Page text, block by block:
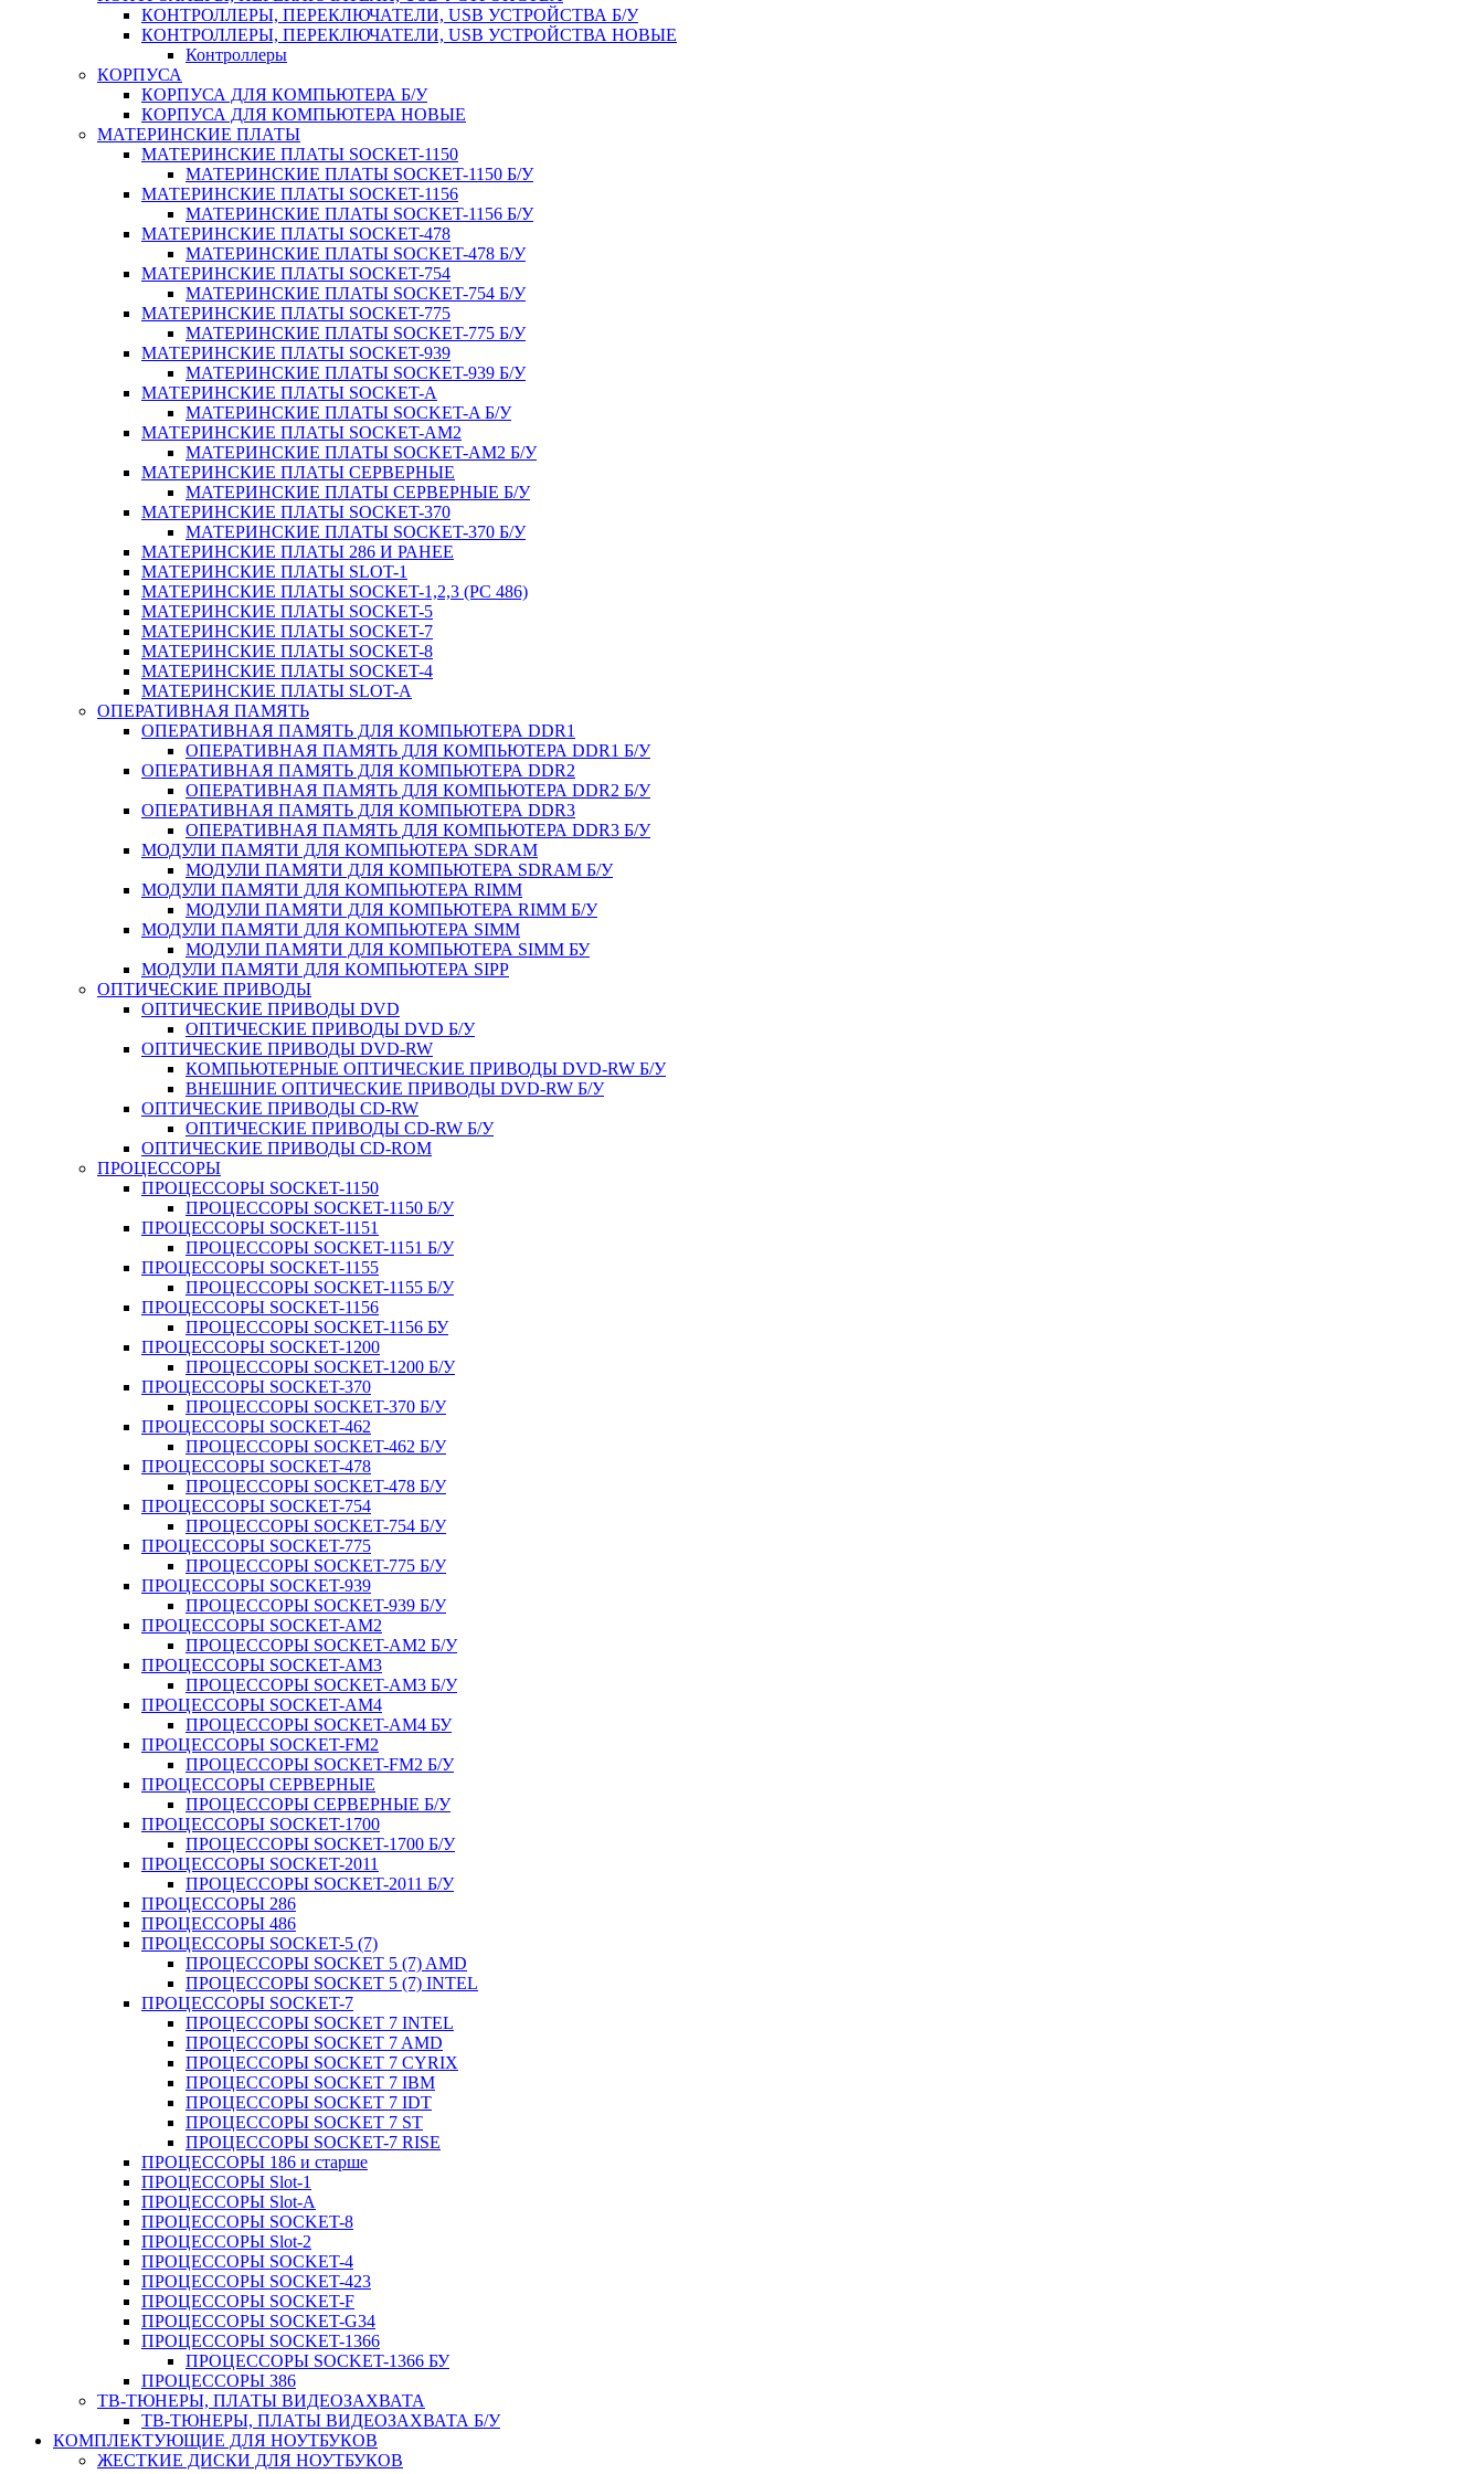
КОНТРОЛЛЕРЫ, ПЕРЕКЛЮЧАТЕЛИ, USB УСТРОЙСТВА Б/У
КОНТРОЛЛЕРЫ, ПЕРЕКЛЮЧАТЕЛИ, USB УСТРОЙСТВА НОВЫЕ
Контроллеры
КОРПУСА
КОРПУСА ДЛЯ КОМПЬЮТЕРА Б/У
КОРПУСА ДЛЯ КОМПЬЮТЕРА НОВЫЕ
МАТЕРИНСКИЕ ПЛАТЫ
МАТЕРИНСКИЕ ПЛАТЫ SOCKET-1150
МАТЕРИНСКИЕ ПЛАТЫ SOCKET-1150 Б/У
МАТЕРИНСКИЕ ПЛАТЫ SOCKET-1156
МАТЕРИНСКИЕ ПЛАТЫ SOCKET-1156 Б/У
МАТЕРИНСКИЕ ПЛАТЫ SOCKET-478
МАТЕРИНСКИЕ ПЛАТЫ SOCKET-478 Б/У
МАТЕРИНСКИЕ ПЛАТЫ SOCKET-754
МАТЕРИНСКИЕ ПЛАТЫ SOCKET-754 Б/У
МАТЕРИНСКИЕ ПЛАТЫ SOCKET-775
МАТЕРИНСКИЕ ПЛАТЫ SOCKET-775 Б/У
МАТЕРИНСКИЕ ПЛАТЫ SOCKET-939
МАТЕРИНСКИЕ ПЛАТЫ SOCKET-939 Б/У
МАТЕРИНСКИЕ ПЛАТЫ SOCKET-A
МАТЕРИНСКИЕ ПЛАТЫ SOCKET-A Б/У
МАТЕРИНСКИЕ ПЛАТЫ SOCKET-AM2
МАТЕРИНСКИЕ ПЛАТЫ SOCKET-AM2 Б/У
МАТЕРИНСКИЕ ПЛАТЫ СЕРВЕРНЫЕ
МАТЕРИНСКИЕ ПЛАТЫ СЕРВЕРНЫЕ Б/У
МАТЕРИНСКИЕ ПЛАТЫ SOCKET-370
МАТЕРИНСКИЕ ПЛАТЫ SOCKET-370 Б/У
МАТЕРИНСКИЕ ПЛАТЫ 286 И РАНЕЕ
МАТЕРИНСКИЕ ПЛАТЫ SLOT-1
МАТЕРИНСКИЕ ПЛАТЫ SOCKET-1,2,3 (PC 486)
МАТЕРИНСКИЕ ПЛАТЫ SOCKET-5
МАТЕРИНСКИЕ ПЛАТЫ SOCKET-7
МАТЕРИНСКИЕ ПЛАТЫ SOCKET-8
МАТЕРИНСКИЕ ПЛАТЫ SOCKET-4
МАТЕРИНСКИЕ ПЛАТЫ SLOT-A
ОПЕРАТИВНАЯ ПАМЯТЬ
ОПЕРАТИВНАЯ ПАМЯТЬ ДЛЯ КОМПЬЮТЕРА DDR1
ОПЕРАТИВНАЯ ПАМЯТЬ ДЛЯ КОМПЬЮТЕРА DDR1 Б/У
ОПЕРАТИВНАЯ ПАМЯТЬ ДЛЯ КОМПЬЮТЕРА DDR2
ОПЕРАТИВНАЯ ПАМЯТЬ ДЛЯ КОМПЬЮТЕРА DDR2 Б/У
ОПЕРАТИВНАЯ ПАМЯТЬ ДЛЯ КОМПЬЮТЕРА DDR3
ОПЕРАТИВНАЯ ПАМЯТЬ ДЛЯ КОМПЬЮТЕРА DDR3 Б/У
МОДУЛИ ПАМЯТИ ДЛЯ КОМПЬЮТЕРА SDRAM
МОДУЛИ ПАМЯТИ ДЛЯ КОМПЬЮТЕРА SDRAM Б/У
МОДУЛИ ПАМЯТИ ДЛЯ КОМПЬЮТЕРА RIMM
МОДУЛИ ПАМЯТИ ДЛЯ КОМПЬЮТЕРА RIMM Б/У
МОДУЛИ ПАМЯТИ ДЛЯ КОМПЬЮТЕРА SIMM
МОДУЛИ ПАМЯТИ ДЛЯ КОМПЬЮТЕРА SIMM БУ
МОДУЛИ ПАМЯТИ ДЛЯ КОМПЬЮТЕРА SIPP
ОПТИЧЕСКИЕ ПРИВОДЫ
ОПТИЧЕСКИЕ ПРИВОДЫ DVD
ОПТИЧЕСКИЕ ПРИВОДЫ DVD Б/У
ОПТИЧЕСКИЕ ПРИВОДЫ DVD-RW
КОМПЬЮТЕРНЫЕ ОПТИЧЕСКИЕ ПРИВОДЫ DVD-RW Б/У
ВНЕШНИЕ ОПТИЧЕСКИЕ ПРИВОДЫ DVD-RW Б/У
ОПТИЧЕСКИЕ ПРИВОДЫ CD-RW
ОПТИЧЕСКИЕ ПРИВОДЫ CD-RW Б/У
ОПТИЧЕСКИЕ ПРИВОДЫ CD-ROM
ПРОЦЕССОРЫ
ПРОЦЕССОРЫ SOCKET-1150
ПРОЦЕССОРЫ SOCKET-1150 Б/У
ПРОЦЕССОРЫ SOCKET-1151
ПРОЦЕССОРЫ SOCKET-1151 Б/У
ПРОЦЕССОРЫ SOCKET-1155
ПРОЦЕССОРЫ SOCKET-1155 Б/У
ПРОЦЕССОРЫ SOCKET-1156
ПРОЦЕССОРЫ SOCKET-1156 БУ
ПРОЦЕССОРЫ SOCKET-1200
ПРОЦЕССОРЫ SOCKET-1200 Б/У
ПРОЦЕССОРЫ SOCKET-370
ПРОЦЕССОРЫ SOCKET-370 Б/У
ПРОЦЕССОРЫ SOCKET-462
ПРОЦЕССОРЫ SOCKET-462 Б/У
ПРОЦЕССОРЫ SOCKET-478
ПРОЦЕССОРЫ SOCKET-478 Б/У
ПРОЦЕССОРЫ SOCKET-754
ПРОЦЕССОРЫ SOCKET-754 Б/У
ПРОЦЕССОРЫ SOCKET-775
ПРОЦЕССОРЫ SOCKET-775 Б/У
ПРОЦЕССОРЫ SOCKET-939
ПРОЦЕССОРЫ SOCKET-939 Б/У
ПРОЦЕССОРЫ SOCKET-AM2
ПРОЦЕССОРЫ SOCKET-AM2 Б/У
ПРОЦЕССОРЫ SOCKET-AM3
ПРОЦЕССОРЫ SOCKET-AM3 Б/У
ПРОЦЕССОРЫ SOCKET-AM4
ПРОЦЕССОРЫ SOCKET-AM4 БУ
ПРОЦЕССОРЫ SOCKET-FM2
ПРОЦЕССОРЫ SOCKET-FM2 Б/У
ПРОЦЕССОРЫ СЕРВЕРНЫЕ
ПРОЦЕССОРЫ СЕРВЕРНЫЕ Б/У
ПРОЦЕССОРЫ SOCKET-1700
ПРОЦЕССОРЫ SOCKET-1700 Б/У
ПРОЦЕССОРЫ SOCKET-2011
ПРОЦЕССОРЫ SOCKET-2011 Б/У
ПРОЦЕССОРЫ 286
ПРОЦЕССОРЫ 486
ПРОЦЕССОРЫ SOCKET-5 (7)
ПРОЦЕССОРЫ SOCKET 5 (7) AMD
ПРОЦЕССОРЫ SOCKET 5 (7) INTEL
ПРОЦЕССОРЫ SOCKET-7
ПРОЦЕССОРЫ SOCKET 7 INTEL
ПРОЦЕССОРЫ SOCKET 7 AMD
ПРОЦЕССОРЫ SOCKET 7 CYRIX
ПРОЦЕССОРЫ SOCKET 7 IBM
ПРОЦЕССОРЫ SOCKET 7 IDT
ПРОЦЕССОРЫ SOCKET 7 ST
ПРОЦЕССОРЫ SOCKET-7 RISE
ПРОЦЕССОРЫ 186 и старше
ПРОЦЕССОРЫ Slot-1
ПРОЦЕССОРЫ Slot-A
ПРОЦЕССОРЫ SOCKET-8
ПРОЦЕССОРЫ Slot-2
ПРОЦЕССОРЫ SOCKET-4
ПРОЦЕССОРЫ SOCKET-423
ПРОЦЕССОРЫ SOCKET-F
ПРОЦЕССОРЫ SOCKET-G34
ПРОЦЕССОРЫ SOCKET-1366
ПРОЦЕССОРЫ SOCKET-1366 БУ
ПРОЦЕССОРЫ 386
ТВ-ТЮНЕРЫ, ПЛАТЫ ВИДЕОЗАХВАТА
ТВ-ТЮНЕРЫ, ПЛАТЫ ВИДЕОЗАХВАТА Б/У
КОМПЛЕКТУЮЩИЕ ДЛЯ НОУТБУКОВ
ЖЕСТКИЕ ДИСКИ ДЛЯ НОУТБУКОВ